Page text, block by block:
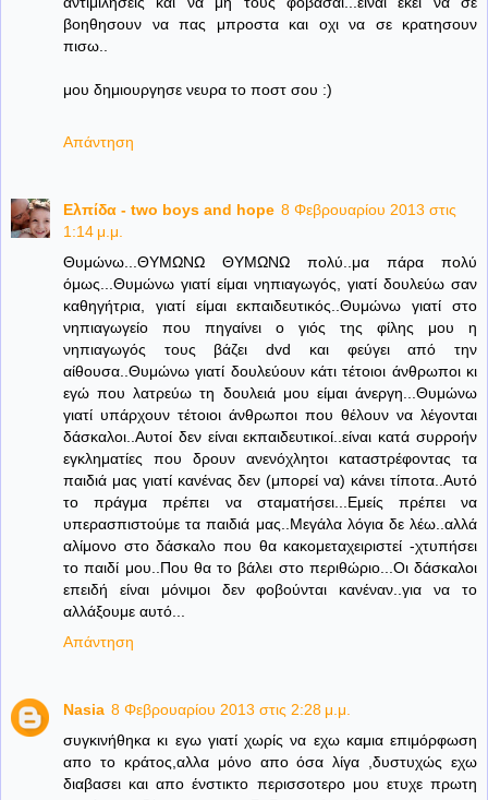
βοηθησουν να πας μπροστα και οχι να σε κρατησουν
πισω..
μου δημιουργησε νευρα το ποστ σου :)
Απάντηση
Ελπίδα - two boys and hope 8 Φεβρουαρίου 2013 στις
1:14 μ.μ.
Θυμώνω...ΘΥΜΩΝΩ ΘΥΜΩΝΩ πολύ..μα πάρα πολύ
όμως...Θυμώνω γιατί είμαι νηπιαγωγός, γιατί δουλεύω σαν
καθηγήτρια, γιατί είμαι εκπαιδευτικός..Θυμώνω γιατί στο
νηπιαγωγείο που πηγαίνει ο γιός της φίλης μου η
νηπιαγωγός τους βάζει dvd και φεύγει από την
αίθουσα..Θυμώνω γιατί δουλεύουν κάτι τέτοιοι άνθρωποι κι
εγώ που λατρεύω τη δουλειά μου είμαι άνεργη...Θυμώνω
γιατί υπάρχουν τέτοιοι άνθρωποι που θέλουν να λέγονται
δάσκαλοι..Αυτοί δεν είναι εκπαιδευτικοί..είναι κατά συρροήν
εγκληματίες που δρουν ανενόχλητοι καταστρέφοντας τα
παιδιά μας γιατί κανένας δεν (μπορεί να) κάνει τίποτα..Αυτό
το πράγμα πρέπει να σταματήσει...Εμείς πρέπει να
υπερασπιστούμε τα παιδιά μας..Μεγάλα λόγια δε λέω..αλλά
αλίμονο στο δάσκαλο που θα κακομεταχειριστεί -χτυπήσει
το παιδί μου..Που θα το βάλει στο περιθώριο...Οι δάσκαλοι
επειδή είναι μόνιμοι δεν φοβούνται κανέναν..για να το
αλλάξουμε αυτό...
Απάντηση
Nasia 8 Φεβρουαρίου 2013 στις 2:28 μ.μ.
συγκινήθηκα κι εγω γιατί χωρίς να εχω καμια επιμόρφωση
απο το κράτος,αλλα μόνο απο όσα λίγα ,δυστυχώς εχω
διαβασει και απο ένστικτο περισσοτερο μου ετυχε πρωτη